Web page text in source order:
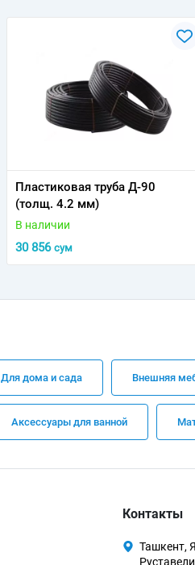
Пластиковая труба Д-90
(толщ. 4.2 мм)
В наличии
30 856сум
Для дома и сада Внешняя
Аксессуары для ванной
Контакты
Ташкент,